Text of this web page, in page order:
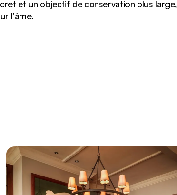
et un objectif de conservation plus large,
l'âme.